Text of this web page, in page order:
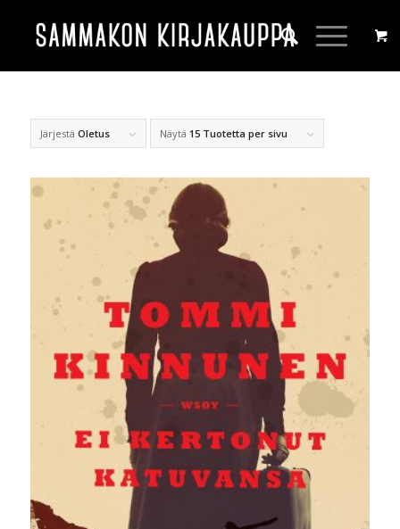
Järjestä Oletus Näytä 15 Tuotetta per sivu